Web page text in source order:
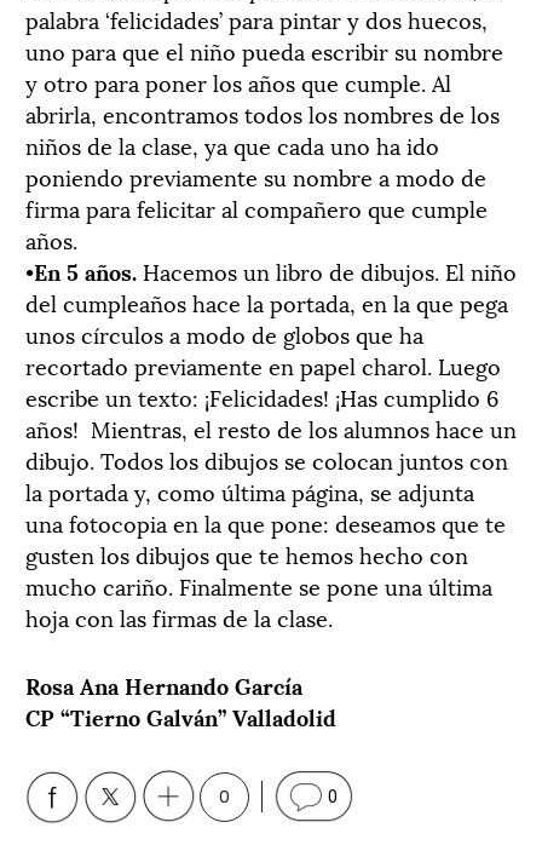
palabra ‘felicidades’ para pintar y dos huecos,
uno para que el niño pueda escribir su nombre
y otro para poner los años que cumple. Al
abrirla, encontramos todos los nombres de los
niños de la clase, ya que cada uno ha ido
poniendo previamente su nombre a modo de
firma para felicitar al compañero que cumple
años.
•En 5 años. Hacemos un libro de dibujos. El niño
del cumpleaños hace la portada, en la que pega
unos círculos a modo de globos que ha
recortado previamente en papel charol. Luego
escribe un texto: ¡Felicidades! ¡Has cumplido 6
años! Mientras, el resto de los alumnos hace un
dibujo. Todos los dibujos se colocan juntos con
la portada y, como última página, se adjunta
una fotocopia en la que pone: deseamos que te
gusten los dibujos que te hemos hecho con
mucho cariño. Finalmente se pone una última
hoja con las firmas de la clase.
Rosa Ana Hernando García
CP “Tierno Galván” Valladolid
0 0